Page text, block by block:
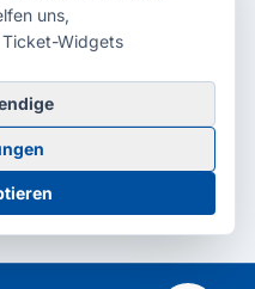
durch dieMedienagentur
DatenschutzImpressum
uns,
Widgets